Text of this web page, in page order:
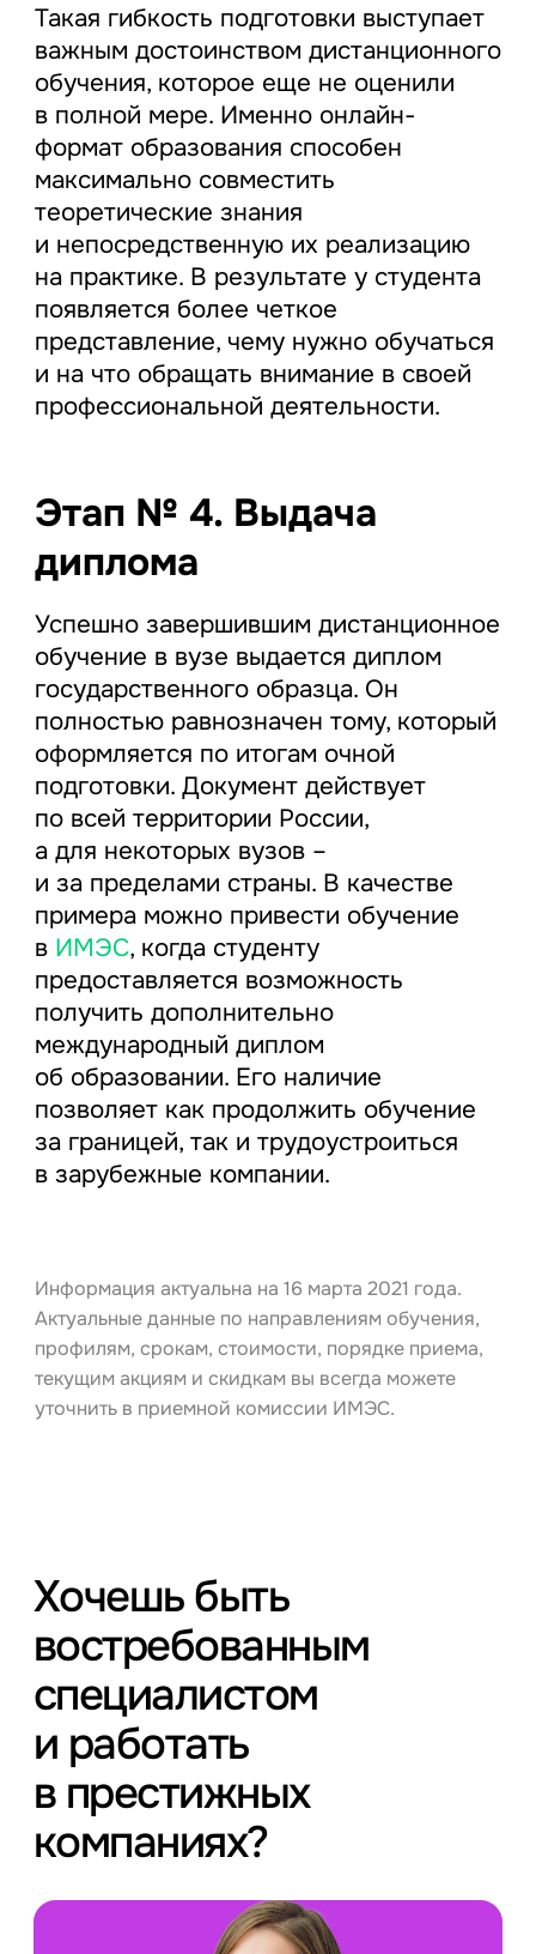
Такая гибкость подготовки выступает
важным достоинством дистанционного
обучения, которое еще не оценили
в полной мере. Именно онлайн-
формат образования способен
максимально совместить
теоретические знания
и непосредственную их реализацию
на практике. В результате у студента
появляется более четкое
представление, чему нужно обучаться
и на что обращать внимание в своей
профессиональной деятельности.
Этап № 4. Выдача
диплома
Успешно завершившим дистанционное
обучение в вузе выдается диплом
государственного образца. Он
полностью равнозначен тому, который
оформляется по итогам очной
подготовки. Документ действует
по всей территории России,
а для некоторых вузов –
и за пределами страны. В качестве
примера можно привести обучение
в ИМЭС, когда студенту
предоставляется возможность
получить дополнительно
международный диплом
об образовании. Его наличие
позволяет как продолжить обучение
за границей, так и трудоустроиться
в зарубежные компании.
Информация актуальна на 16 марта 2021 года.
Актуальные данные по направлениям обучения,
профилям, срокам, стоимости, порядке приема,
текущим акциям и скидкам вы всегда можете
уточнить в приемной комиссии ИМЭС.
Хочешь быть
востребованным
специалистом
и работать
в престижных
компаниях?